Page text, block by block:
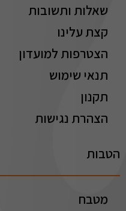
שאלות ותשובות
קצת עלינו
הצטרפות למועדון
תנאי שימוש
תקנון
הצהרת נגישות
הטבות
מטבח